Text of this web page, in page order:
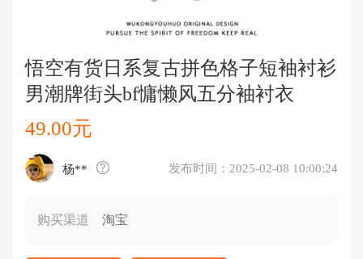
悟空有货日系复古拼色格子短袖衬衫
男潮牌街头bf慵懒风五分袖衬衣
49.00元
杨** 发布时间：2025-02-08 10:00:24
购买渠道 淘宝